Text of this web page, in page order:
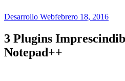
Desarrollo Webfebrero 18, 2016
3 Plugins
Notepad++